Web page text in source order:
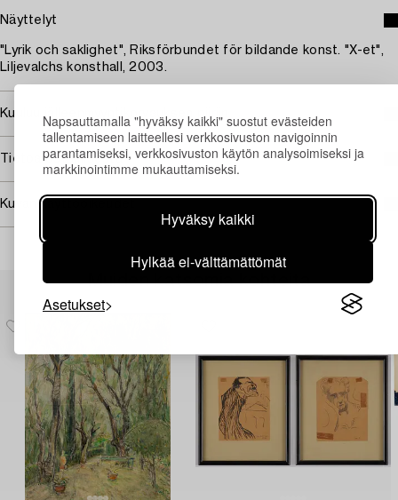
Napsauttamalla "hyväksy kaikki" suostut evästeiden
tallentamiseen laitteellesi verkkosivuston navigoinnin
parantamiseksi, verkkosivuston käytön analysoimiseksi ja
markkinointimme mukauttamiseksi.
Hyväksy kaikki
Hylkää ei-välttämättömät
Asetukset
Näyttelyt
"Lyrik och saklighet", Riksförbundet för bildande konst. "X-et",
Liljevalchs konsthall, 2003.
Kuuluu jälleenmyyntikorvauksen piiriin
Tietoa ostamisesta
Kuvan käyttöoikeudet
Muiden katsomia kohteita